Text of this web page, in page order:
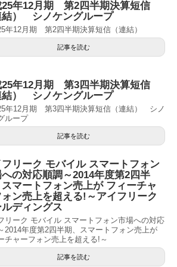
25年12月期 第2四半期決算短信
結） シノケングループ
年12月期 第2四半期決算短信（連結）
記事を読む
25年12月期 第3四半期決算短信
結） シノケングループ
年12月期 第3四半期決算短信（連結） シノ
ループ
記事を読む
フリーク モバイル スマートフォン
の対応順調～2014年度第2四半
マートフォン売上が フィーチャ
ォン売上を超える!～アイフリーク
ディングス
リーク モバイル スマートフォン市場への対応
2014年度第2四半期、スマートフォン売上が
チャーフォン売上を超える!～
記事を読む